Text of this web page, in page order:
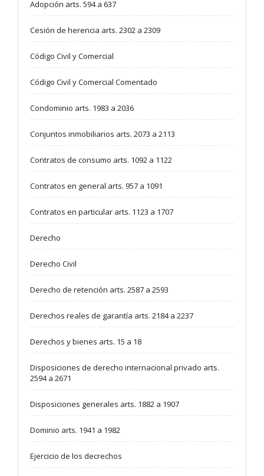
Adopción arts. 594 a 637
Cesión de herencia arts. 2302 a 2309
Código Civil y Comercial
Código Civil y Comercial Comentado
Condominio arts. 1983 a 2036
Conjuntos inmobiliarios arts. 2073 a 2113
Contratos de consumo arts. 1092 a 1122
Contratos en general arts. 957 a 1091
Contratos en particular arts. 1123 a 1707
Derecho
Derecho Civil
Derecho de retención arts. 2587 a 2593
Derechos reales de garantía arts. 2184 a 2237
Derechos y bienes arts. 15 a 18
Disposiciones de derecho internacional privado arts.
2594 a 2671
Disposiciones generales arts. 1882 a 1907
Dominio arts. 1941 a 1982
Ejercicio de los decrechos